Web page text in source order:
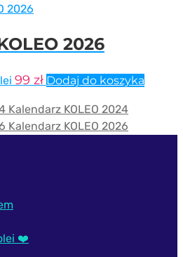
2026
99 zł Dodaj do koszyka
Kalendarz KOLEO 2024
Kalendarz KOLEO 2026
❤️